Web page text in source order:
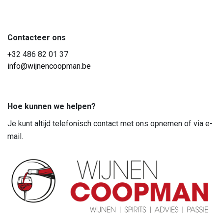
Contacteer ons
+32 486 82 01 37
info@wijnencoopman.be
Hoe kunnen we helpen?
Je kunt altijd telefonisch contact met ons opnemen of via e-
mail.